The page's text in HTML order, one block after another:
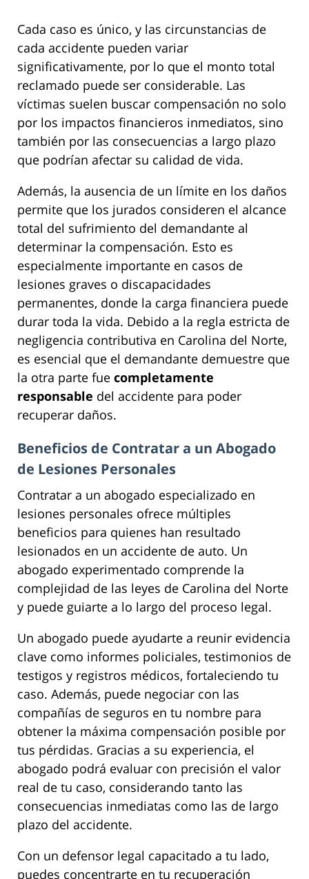
Cada caso es único, y las circunstancias de
cada accidente pueden variar
significativamente, por lo que el monto total
reclamado puede ser considerable. Las
víctimas suelen buscar compensación no solo
por los impactos financieros inmediatos, sino
también por las consecuencias a largo plazo
que podrían afectar su calidad de vida.
Además, la ausencia de un límite en los daños
permite que los jurados consideren el alcance
total del sufrimiento del demandante al
determinar la compensación. Esto es
especialmente importante en casos de
lesiones graves o discapacidades
permanentes, donde la carga financiera puede
durar toda la vida. Debido a la regla estricta de
negligencia contributiva en Carolina del Norte,
es esencial que el demandante demuestre que
la otra parte fue completamente
responsable del accidente para poder
recuperar daños.
Beneficios de Contratar a un Abogado
de Lesiones Personales
Contratar a un abogado especializado en
lesiones personales ofrece múltiples
beneficios para quienes han resultado
lesionados en un accidente de auto. Un
abogado experimentado comprende la
complejidad de las leyes de Carolina del Norte
y puede guiarte a lo largo del proceso legal.
Un abogado puede ayudarte a reunir evidencia
clave como informes policiales, testimonios de
testigos y registros médicos, fortaleciendo tu
caso. Además, puede negociar con las
compañías de seguros en tu nombre para
obtener la máxima compensación posible por
tus pérdidas. Gracias a su experiencia, el
abogado podrá evaluar con precisión el valor
real de tu caso, considerando tanto las
consecuencias inmediatas como las de largo
plazo del accidente.
Con un defensor legal capacitado a tu lado,
puedes concentrarte en tu recuperación